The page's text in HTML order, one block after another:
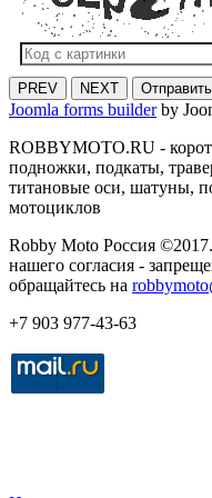
PREV NEXT Отправить
Joomla forms builderby
ROBBYMOTO.RU -
подножки, подкаты,
титановые оси, шатуны,
мотоциклов
Robby Moto Россия
нашего согласия -
обращайтесь на
+7 903 977-43-63